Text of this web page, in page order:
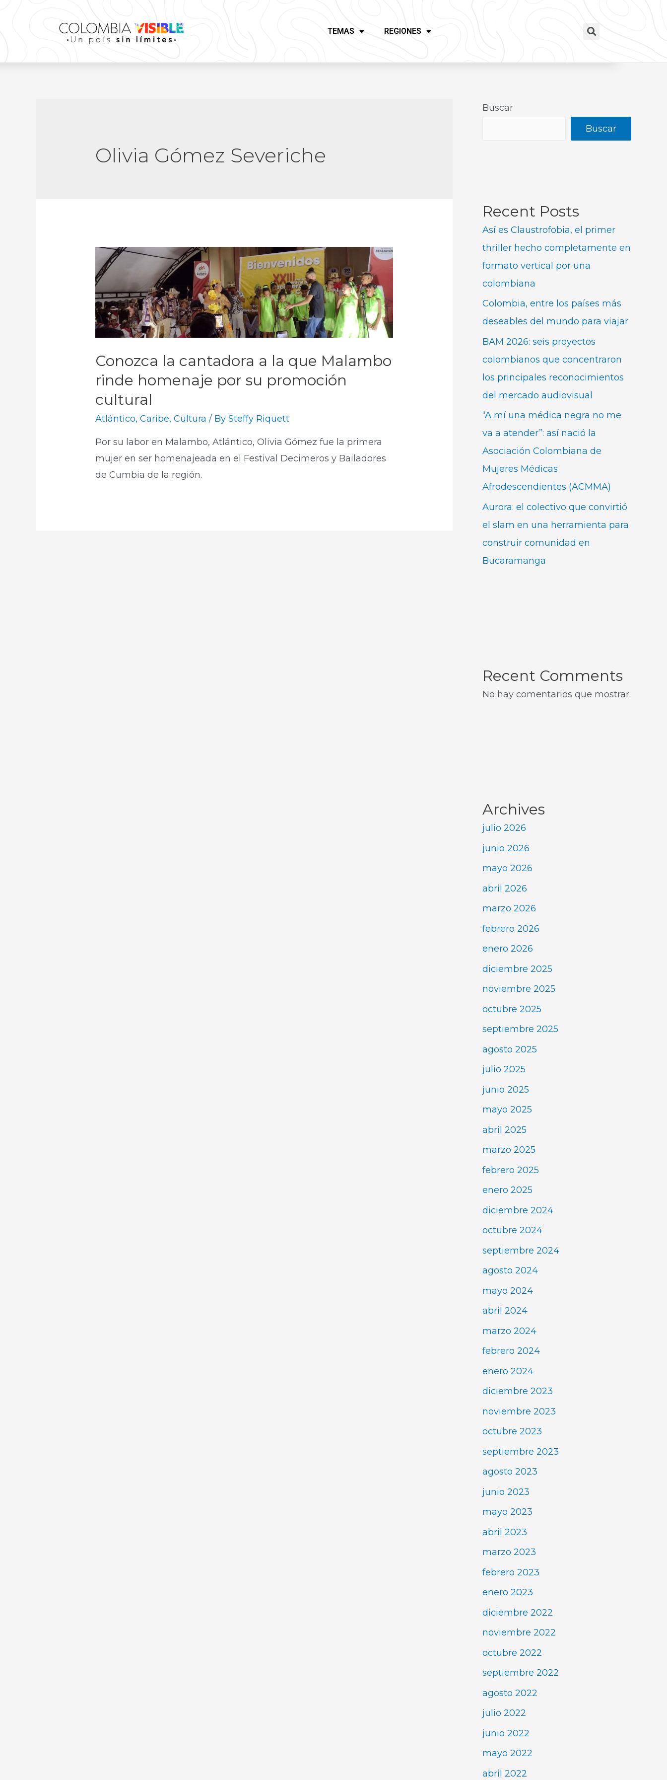
TEMAS REGIONES
Olivia Gómez Severiche
Conozca la cantadora a la que Malambo
rinde homenaje por su promoción
cultural
Atlántico,Caribe,Cultura / BySteffy Riquett
Por su labor en Malambo, Atlántico, Olivia Gómez fue la primera
mujer en ser homenajeada en el Festival Decimeros y Bailadores
de Cumbia de la región.
Buscar
Buscar
Recent Posts
Así es Claustrofobia, el primer
thriller hecho completamente en
formato vertical por una
colombiana
Colombia, entre los países más
deseables del mundo para viajar
BAM 2026: seis proyectos
colombianos que concentraron
los principales reconocimientos
del mercado audiovisual
“A mí una médica negra no me
va a atender”: así nació la
Asociación Colombiana de
Mujeres Médicas
Afrodescendientes (ACMMA)
Aurora: el colectivo que convirtió
el slam en una herramienta para
construir comunidad en
Bucaramanga
Recent Comments
No hay comentarios que mostrar.
Archives
julio 2026
junio 2026
mayo 2026
abril 2026
marzo 2026
febrero 2026
enero 2026
diciembre 2025
noviembre 2025
octubre 2025
septiembre 2025
agosto 2025
julio 2025
junio 2025
mayo 2025
abril 2025
marzo 2025
febrero 2025
enero 2025
diciembre 2024
octubre 2024
septiembre 2024
agosto 2024
mayo 2024
abril 2024
marzo 2024
febrero 2024
enero 2024
diciembre 2023
noviembre 2023
octubre 2023
septiembre 2023
agosto 2023
junio 2023
mayo 2023
abril 2023
marzo 2023
febrero 2023
enero 2023
diciembre 2022
noviembre 2022
octubre 2022
septiembre 2022
agosto 2022
julio 2022
junio 2022
mayo 2022
abril 2022